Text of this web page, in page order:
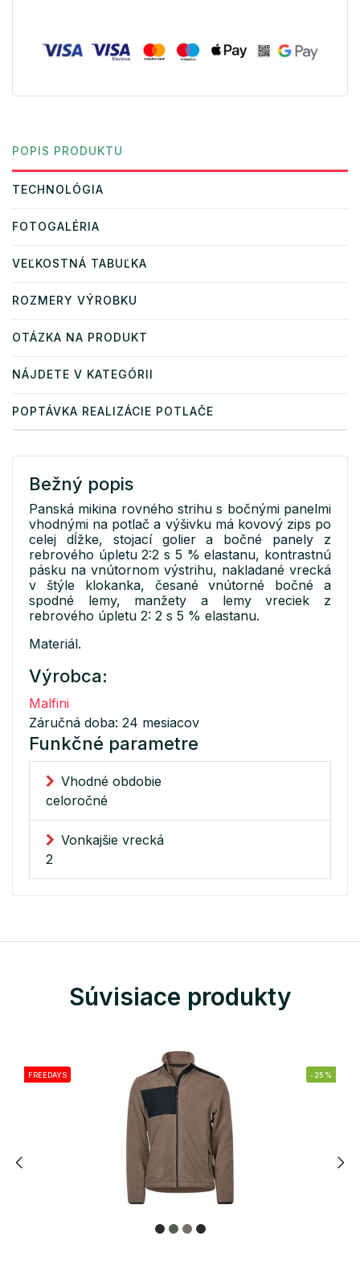
POPIS PRODUKTU
TECHNOLÓGIA
FOTOGALÉRIA
VEĽKOSTNÁ TABUĽKA
ROZMERY VÝROBKU
OTÁZKA NA PRODUKT
NÁJDETE V KATEGÓRII
POPTÁVKA REALIZÁCIE POTLAČE
Bežný popis
Panská mikina rovného strihu s bočnými panelmi
vhodnými na potlač a výšivku má kovový zips po
celej dĺžke, stojací golier a bočné panely z
rebrového úpletu 2:2 s 5 % elastanu, kontrastnú
pásku na vnútornom výstrihu, nakladané vrecká
v štýle klokanka, česané vnútorné bočné a
spodné lemy, manžety a lemy vreciek z
rebrového úpletu 2: 2 s 5 % elastanu.
Materiál.
Výrobca:
Malfini
Záručná doba: 24 mesiacov
Funkčné parametre
Vhodné obdobie
celoročné
Vonkajšie vrecká
2
Súvisiace produkty
FREEDAYS -25%